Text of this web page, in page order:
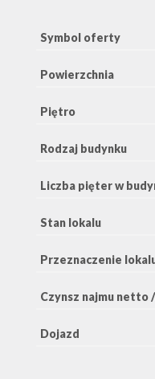
Symbol oferty
Powierzchnia
Piętro
Rodzaj budynku
Liczba pięter w
Stan lokalu
Przeznaczenie
Czynsz najmu netto
Dojazd